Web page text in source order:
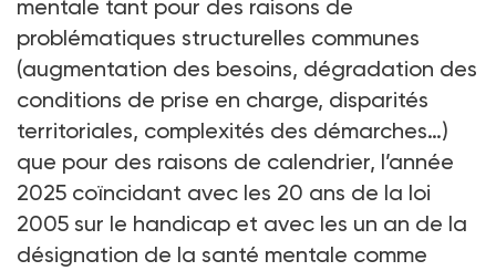
mentale tant pour des raisons de
problématiques structurelles communes
(augmentation des besoins, dégradation des
conditions de prise en charge, disparités
territoriales, complexités des démarches…)
que pour des raisons de calendrier, l’année
2025 coïncidant avec les 20 ans de la loi
2005 sur le handicap et avec les un an de la
désignation de la santé mentale comme